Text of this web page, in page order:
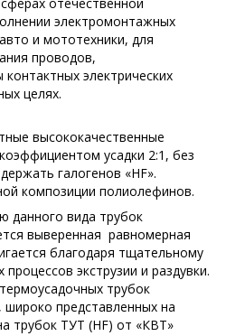
электромонтажных
и мототехники, для
проводов,
электрических
целях.
высококачественные
усадки 2:1, без
галогенов «HF».
композиции полиолефинов.
данного вида трубок
выверенная равномерная
благодаря тщательному
экструзии и раздувки.
трубок
широко представленных на
трубок ТУТ (HF) от «КВТ»